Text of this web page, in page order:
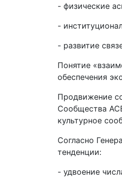
- физические
-
- развитие
Понятие
обеспечения
Продвижение
Сообщества
культурное
Согласно
тенденции:
- удвоение